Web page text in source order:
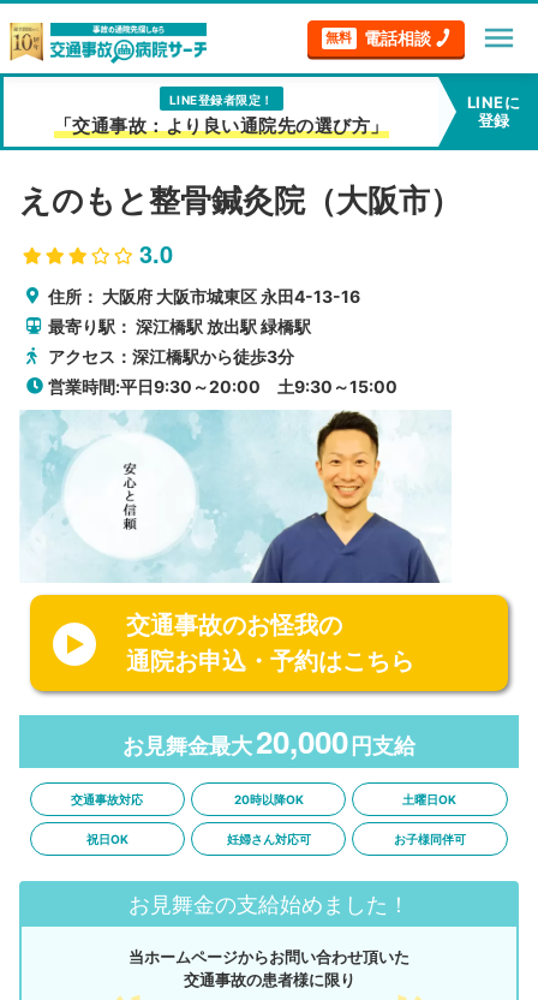
無料 電話相談 menu
LINE登録者限定！
「交通事故：より良い通院先の選び方」
LINEに
登録
えのもと整骨鍼灸院（大阪市）
3.0
住所： 大阪府 大阪市城東区永田4-13-16
最寄り駅：深江橋駅 放出駅 緑橋駅
アクセス：深江橋駅から徒歩3分
営業時間:平日9:30～20:00 土9:30～15:00
交通事故のお怪我の
通院お申込・予約はこちら
お見舞金最大20,000 円支給
交通事故対応 20時以降OK 土曜日OK
祝日OK 妊婦さん対応可 お子様同伴可
お見舞金の支給始めました！
当ホームページからお問い合わせ頂いた
交通事故の患者様に限り